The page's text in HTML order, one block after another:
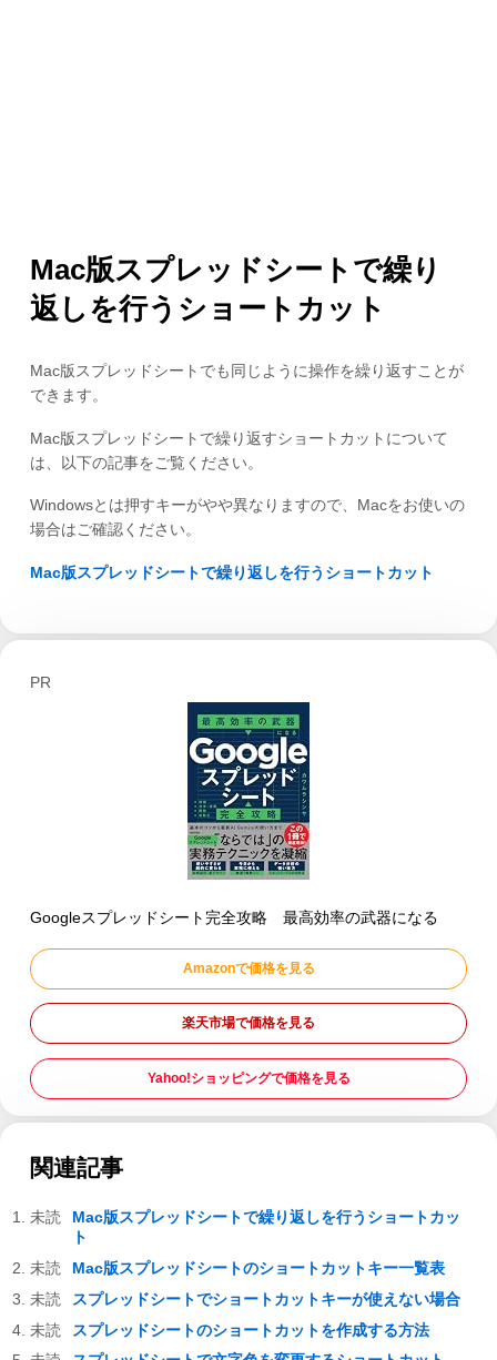
Mac版スプレッドシートで繰り
返しを行うショートカット
Mac版スプレッドシートでも同じように操作を繰り返すことが
できます。
Mac版スプレッドシートで繰り返すショートカットについて
は、以下の記事をご覧ください。
Windowsとは押すキーがやや異なりますので、Macをお使いの
場合はご確認ください。
Mac版スプレッドシートで繰り返しを行うショートカット
PR
Googleスプレッドシート完全攻略 最高効率の武器になる
Amazonで価格を見る
楽天市場で価格を見る
Yahoo!ショッピングで価格を見る
関連記事
Mac版スプレッドシートで繰り返しを行うショートカッ
ト
Mac版スプレッドシートのショートカットキー一覧表
スプレッドシートでショートカットキーが使えない場合
スプレッドシートのショートカットを作成する方法